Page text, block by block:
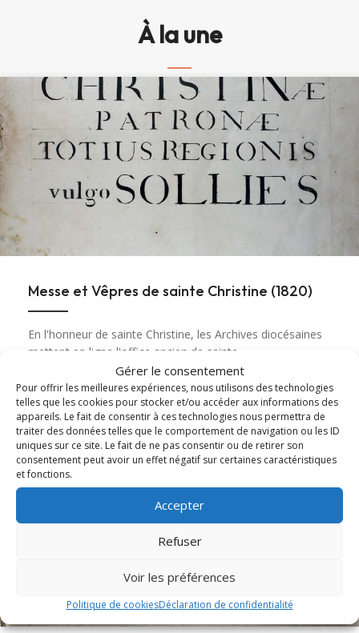
Gérer le consentement
Pour offrir les meilleures expériences, nous utilisons des technologies
telles que les cookies pour stocker et/ou accéder aux informations des
appareils. Le fait de consentir à ces technologies nous permettra de
traiter des données telles que le comportement de navigation ou les ID
uniques sur ce site. Le fait de ne pas consentir ou de retirer son
consentement peut avoir un effet négatif sur certaines caractéristiques
et fonctions.
Accepter
Refuser
Voir les préférences
Politique de cookiesDéclaration de confidentialité
À la une
Messe et Vêpres de sainte Christine (1820)
En l'honneur de sainte Christine, les Archives diocésaines
mettent en ligne l'office ancien de sainte...
Lire cet articleabout Messe et Vêpres de sainte Christine